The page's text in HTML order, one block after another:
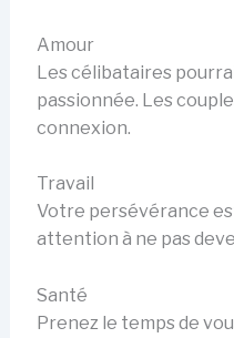
Amour
Les célibataires
passionnée. Les
connexion.
Travail
Votre persévérance
attention à ne pas
Santé
Prenez le temps de